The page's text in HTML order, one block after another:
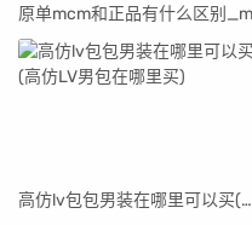
高仿lv包包男装在哪里可以买(高仿LV男包在哪里买)